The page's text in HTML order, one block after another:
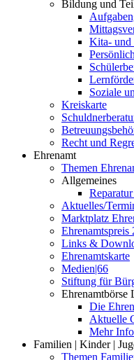
Bildung und
Kita- und
Soziale
Kreiskarte
Recht und
Ehrenamt
Themen
Allgemeines
Aktuelles/
Marktplatz
Ehrenamtspreis
Links &
Ehrenamtskarte
Medien|66
Stiftung für
Ehrenamtbörse
Die
Aktuelle
Mehr
Familien | Kinder |
Themen